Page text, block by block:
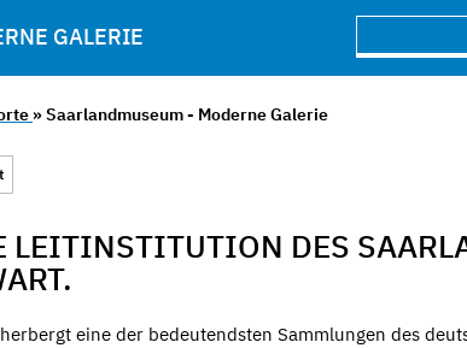
GALERIE
» Saarlandmuseum - Moderne Galerie
LEITINSTITUTION DES
eine der bedeutendsten Sammlungen des